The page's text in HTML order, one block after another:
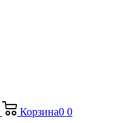
Корзина0 0